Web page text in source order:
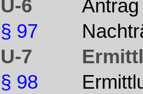
U-6
§ 97
U-7
§ 98